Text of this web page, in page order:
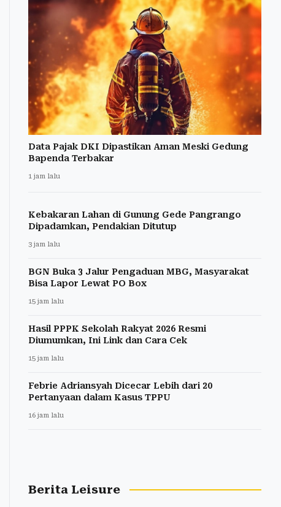
Data Pajak DKI Dipastikan Aman Meski Gedung
Bapenda Terbakar
1 jam lalu
Kebakaran Lahan di Gunung Gede Pangrango
Dipadamkan, Pendakian Ditutup
3 jam lalu
BGN Buka 3 Jalur Pengaduan MBG, Masyarakat
Bisa Lapor Lewat PO Box
15 jam lalu
Hasil PPPK Sekolah Rakyat 2026 Resmi
Diumumkan, Ini Link dan Cara Cek
15 jam lalu
Febrie Adriansyah Dicecar Lebih dari 20
Pertanyaan dalam Kasus TPPU
16 jam lalu
Berita Leisure